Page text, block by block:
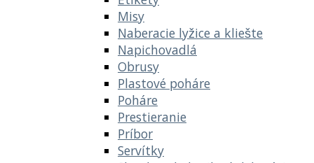
Misy
Naberacie lyžice a kliešte
Napichovadlá
Obrusy
Plastové poháre
Poháre
Prestieranie
Príbor
Servítky